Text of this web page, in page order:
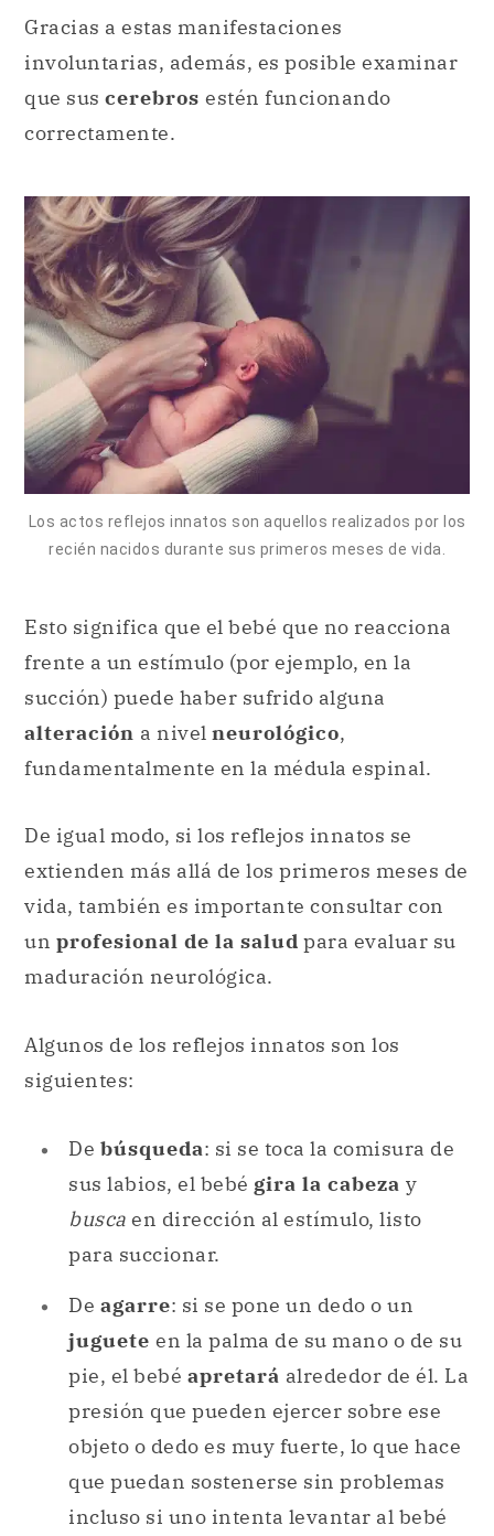
Gracias a estas manifestaciones
involuntarias, además, es posible examinar
que sus cerebros estén funcionando
correctamente.
Los actos reflejos innatos son aquellos realizados por los
recién nacidos durante sus primeros meses de vida.
Esto significa que el bebé que no reacciona
frente a un estímulo (por ejemplo, en la
succión) puede haber sufrido alguna
alteración a nivel neurológico,
fundamentalmente en la médula espinal.
De igual modo, si los reflejos innatos se
extienden más allá de los primeros meses de
vida, también es importante consultar con
un profesional de la salud para evaluar su
maduración neurológica.
Algunos de los reflejos innatos son los
siguientes:
De búsqueda: si se toca la comisura de
sus labios, el bebé gira la cabeza y
busca en dirección al estímulo, listo
para succionar.
De agarre: si se pone un dedo o un
juguete en la palma de su mano o de su
pie, el bebé apretará alrededor de él. La
presión que pueden ejercer sobre ese
objeto o dedo es muy fuerte, lo que hace
que puedan sostenerse sin problemas
incluso si uno intenta levantar al bebé